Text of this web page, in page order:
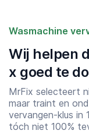
Wasmachine
Wij helpen
x goed te
MrFix selecteert
maar traint en
vervangen-klus in
tóch niet 100%
Starttijd